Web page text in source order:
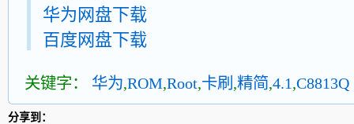
华为网盘下载
百度网盘下载
关键字： 华为,ROM,Root,卡刷 ,精简,4.1,C8813Q
分享到：